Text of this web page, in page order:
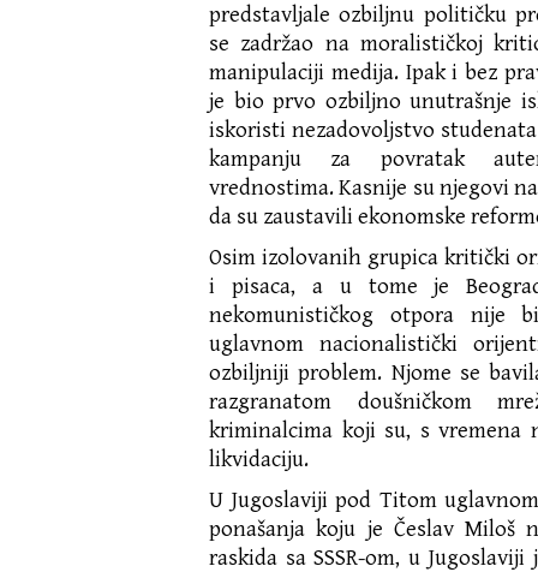
predstavljale ozbiljnu političku
se zadržao na moralističkoj
manipulaciji medija. Ipak i bez
je bio prvo ozbiljno unutrašnje
iskoristi nezadovoljstvo
kampanju za povratak
vrednostima. Kasnije su njegovi
da su zaustavili ekonomske
Osim izolovanih grupica kritički
i pisaca, a u tome je
nekomunističkog otpora nije
uglavnom nacionalistički
ozbiljniji problem. Njome se
razgranatom doušničkom
kriminalcima koji su, s vremena
likvidaciju.
U Jugoslaviji pod Titom
ponašanja koju je Česlav Miloš
raskida sa SSSR-om, u